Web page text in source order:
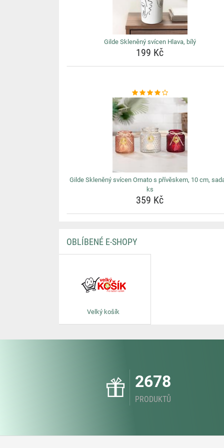
Gilde Skleněný svícen Hlava, bílý
199 Kč
Gilde Skleněný svícen Ornato s přívěskem, 10 cm,
ks
359 Kč
OBLÍBENÉ E-SHOPY
Velký košík
2678
PRODUKTŮ